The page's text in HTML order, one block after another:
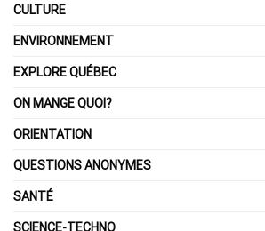
CULTURE
ENVIRONNEMENT
EXPLORE QUÉBEC
ON MANGE QUOI?
ORIENTATION
QUESTIONS ANONYMES
SANTÉ
SCIENCE-TECHNO